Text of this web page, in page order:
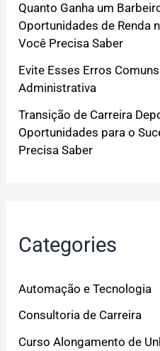
Quanto Ganha um
Oportunidades de Renda
Você Precisa Saber
Evite Esses Erros
Administrativa
Transição de Carreira
Oportunidades para o
Precisa Saber
Categories
Automação e Tecnologia
Consultoria de Carreira
Curso Alongamento de